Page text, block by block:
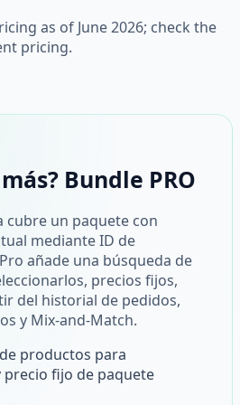
as of June 2026; check the
pricing.
Bundle PRO
cubre un paquete con
mediante ID de
añade una búsqueda de
precios fijos,
del historial de pedidos,
y Mix-and-Match.
productos para
precio fijo de paquete